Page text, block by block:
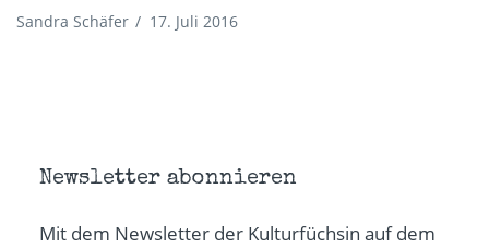
Sandra Schäfer / 17. Juli 2016
Newsletter abonnieren
Mit dem Newsletter der Kulturfüchsin auf dem